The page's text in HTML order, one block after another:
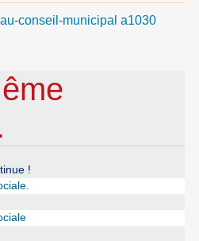
conseil-municipal a1030
!